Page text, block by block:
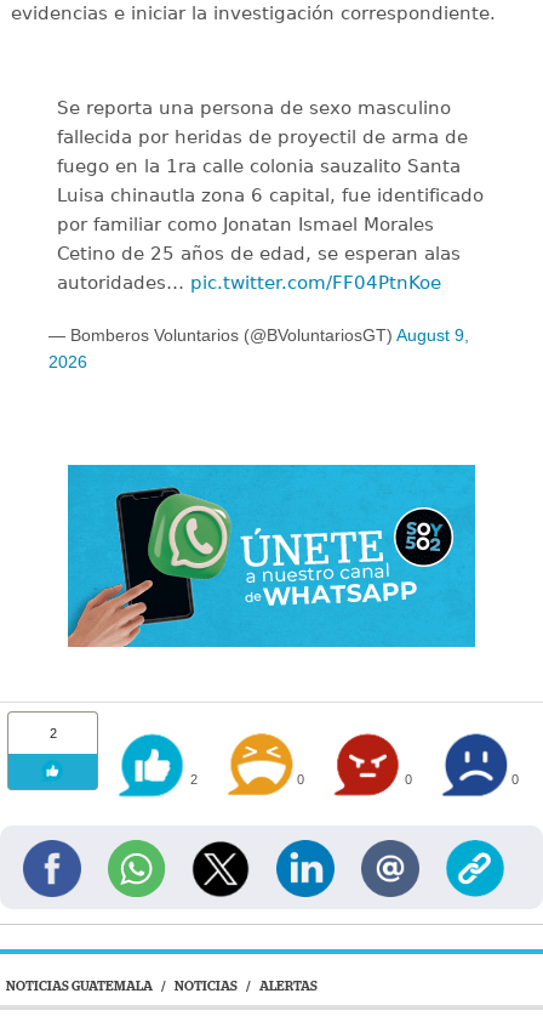
evidencias e iniciar la investigación correspondiente.
Se reporta una persona de sexo masculino
fallecida por heridas de proyectil de arma de
fuego en la 1ra calle colonia sauzalito Santa
Luisa chinautla zona 6 capital, fue identificado
por familiar como Jonatan Ismael Morales
Cetino de 25 años de edad, se esperan alas
autoridades… pic.twitter.com/FF04PtnKoe
— Bomberos Voluntarios (@BVoluntariosGT) August 9,
2026
2
2 0 0 0
NOTICIAS GUATEMALA / NOTICIAS / ALERTAS